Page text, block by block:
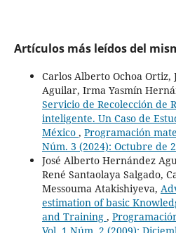
Artículos más leídos del
Carlos Alberto Ochoa Ortiz,
Aguilar, Irma Yasmín
Servicio de Recolección de
inteligente. Un Caso de
México , Programación
Núm. 3 (2024): Octubre de
José Alberto Hernández
René Santaolaya Salgado,
Messouma Atakishiyeva,
estimation of basic
and Training ,